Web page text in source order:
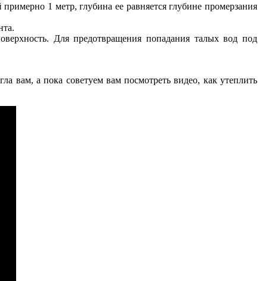
1 метр, глубина ее равняется глубине промерзания
Для предотвращения попадания талых вод под
вам, а пока советуем вам посмотреть видео, как утеплить